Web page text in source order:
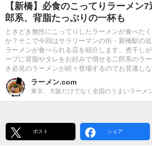
【新橋】必食のこってりラーメン
郎系、背脂たっぷりの一杯も
ときどき無性にこってりしたラーメンが食べた
か？そこで今回はサラリーマンの街・新橋駅の
ラーメンが食べられる店を紹介します。煮干し
ープに背脂やタレをお好みで増せる二郎系のラ
き必見のラーメンが続々登場するのでお見逃しな
ラーメン.com
東京、大阪だけでなく全国のうまいラーメン
ポスト シェア